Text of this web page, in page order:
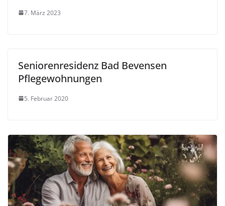
7. März 2023
Seniorenresidenz Bad Bevensen
Pflegewohnungen
5. Februar 2020